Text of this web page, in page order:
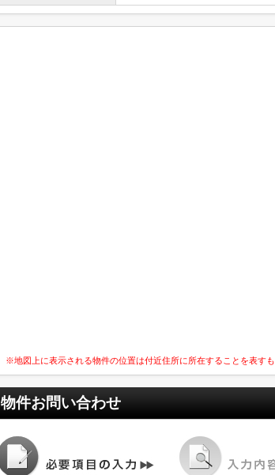
※地図上に表示される物件の位置は付近住所に所在することを表す
物件お問い合わせ